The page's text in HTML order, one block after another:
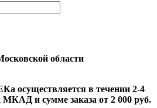
области
осуществляется в течении 2-4
МКАД и сумме заказа от 2 000 руб.